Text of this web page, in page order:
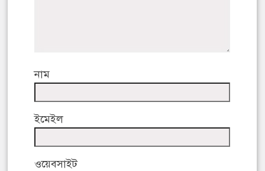
নাম
ইমেইল
ওয়েবসাইট